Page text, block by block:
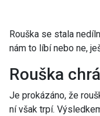
Rouška se stala
nám to líbí nebo ne,
Rouška
Je prokázáno, že
ní však trpí.